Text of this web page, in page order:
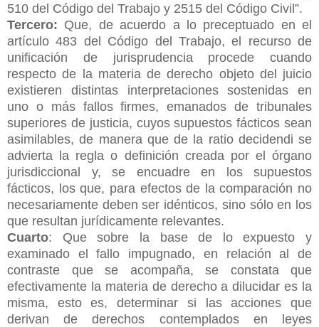
510 del Código del Trabajo y 2515 del Código Civil”.
Tercero: Que, de acuerdo a lo preceptuado en el
artículo 483 del Código del Trabajo, el recurso de
unificación de jurisprudencia procede cuando
respecto de la materia de derecho objeto del juicio
existieren distintas interpretaciones sostenidas en
uno o más fallos firmes, emanados de tribunales
superiores de justicia, cuyos supuestos fácticos sean
asimilables, de manera que de la ratio decidendi se
advierta la regla o definición creada por el órgano
jurisdiccional y, se encuadre en los supuestos
fácticos, los que, para efectos de la comparación no
necesariamente deben ser idénticos, sino sólo en los
que resultan jurídicamente relevantes.
Cuarto: Que sobre la base de lo expuesto y
examinado el fallo impugnado, en relación al de
contraste que se acompaña, se constata que
efectivamente la materia de derecho a dilucidar es la
misma, esto es, determinar si las acciones que
derivan de derechos contemplados en leyes